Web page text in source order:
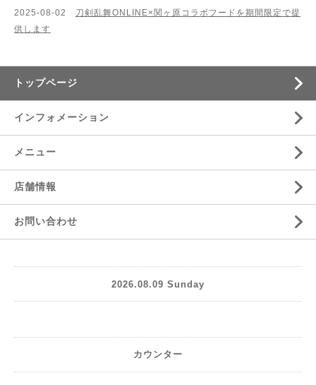
2025-08-02
刀剣乱舞ONLINE×関ヶ原コラボフードを期間限定で提
供します
トップページ
インフォメーション
メニュー
店舗情報
お問い合わせ
2026.08.09 Sunday
カウンター